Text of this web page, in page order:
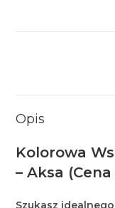
Opis
Kolorowa
– Aksa
Szukasz